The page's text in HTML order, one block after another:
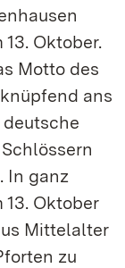
Oktober.
Motto des
ans
In ganz
Oktober
Mittelalter
zu